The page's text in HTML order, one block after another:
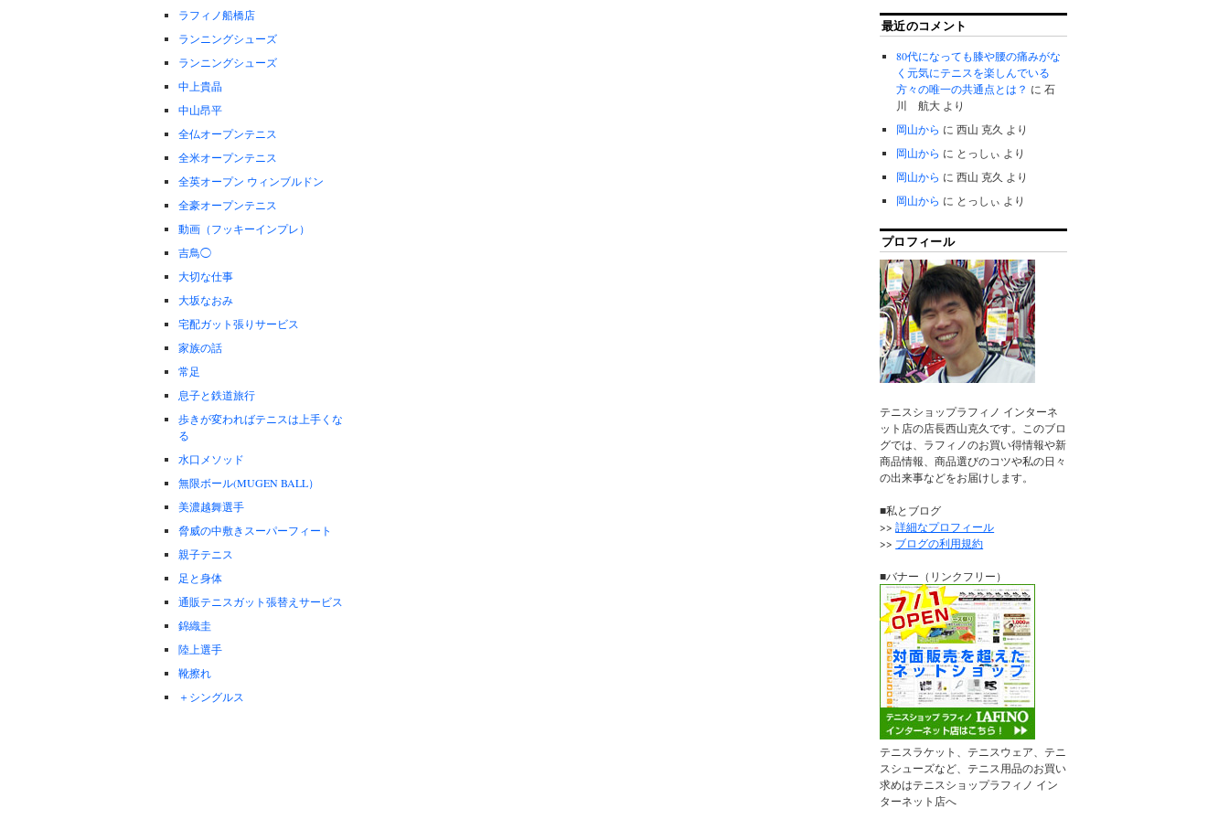
ラフィノ船橋店
ランニングシューズ
ランニングシューズ
中上貴晶
中山昂平
全仏オープンテニス
全米オープンテニス
全英オープン ウィンブルドン
全豪オープンテニス
動画（フッキーインプレ）
吉鳥◯
大切な仕事
大坂なおみ
宅配ガット張りサービス
家族の話
常足
息子と鉄道旅行
歩きが変わればテニスは上手くな
る
水口メソッド
無限ボール(MUGEN BALL）
美濃越舞選手
脅威の中敷きスーパーフィート
親子テニス
足と身体
通販テニスガット張替えサービス
錦織圭
陸上選手
靴擦れ
＋シングルス
最近のコメント
80代になっても膝や腰の痛みがな
く元気にテニスを楽しんでいる
方々の唯一の共通点とは？ に石
川 航大 より
岡山から に西山 克久 より
岡山から に とっしぃ より
岡山から に西山 克久 より
岡山から に とっしぃ より
プロフィール
テニスショップラフィノ インターネ
ット店の店長西山克久です。このブロ
グでは、ラフィノのお買い得情報や新
商品情報、商品選びのコツや私の日々
の出来事などをお届けします。
■私とブログ
>>詳細なプロフィール
>> ブログの利用規約
■バナー（リンクフリー）
テニスラケット、テニスウェア、テニ
スシューズなど、テニス用品のお買い
求めはテニスショップラフィノ イン
ターネット店へ